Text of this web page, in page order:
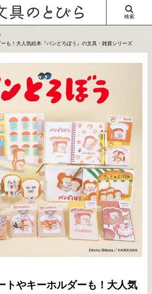
検索
ーも！大人気絵本『パンどろぼう』の文具・雑貨シリーズ
トやキーホルダーも！大人気